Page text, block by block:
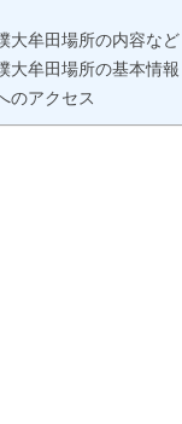
大牟田場所の内容など
大牟田場所の基本情報
のアクセス